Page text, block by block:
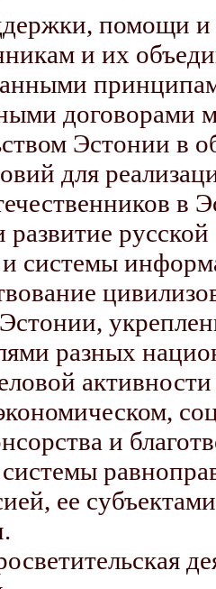
помощи и
и их
договорами
Эстонии в
для
в
развитие
и системы
разных
и
системы
ее